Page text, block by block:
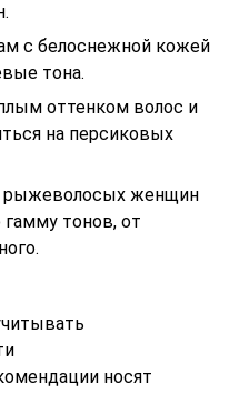
с белоснежной кожей
тона.
оттенком волос и
на персиковых
рыжеволосых женщин
тонов, от
носят